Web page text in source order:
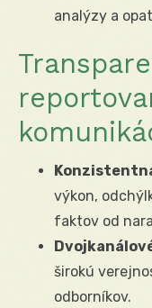
analýzy a
výkon,
faktov od
širokú
odborníkov.